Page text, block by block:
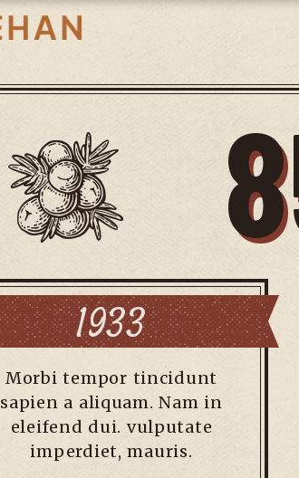
1933
Morbi tempor tincidunt
sapien a aliquam. Nam in
eleifend dui. vulputate
imperdiet, mauris.